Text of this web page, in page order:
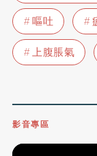
嘔吐
上腹脹氣
影音專區